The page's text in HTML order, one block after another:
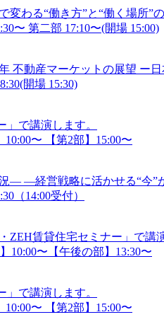
わる“働き方”と“働く場所”
〜 第二部 17:10〜(開場 15:00)
不動産マーケットの展望 ー
開場 15:30)
で講演します。
〜 【第2部】15:00〜
― ―経営戦略に活かせる“今”
（14:00受付）
ZEH賃貸住宅セミナー」で講
10:00〜【午後の部】13:30〜
で講演します。
〜 【第2部】15:00〜